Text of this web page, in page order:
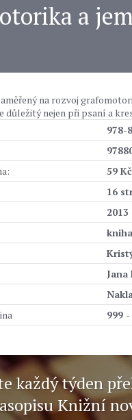
a
na rozvoj
důležitý nejen při psaní a
978-
59 Kč
16
2013
Jana
999
každý týden
Knižní